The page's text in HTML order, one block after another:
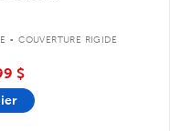
. COUVERTURE RIGIDE
$